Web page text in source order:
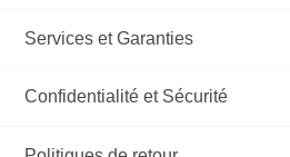
Services et Garanties
Confidentialité et Sécurité